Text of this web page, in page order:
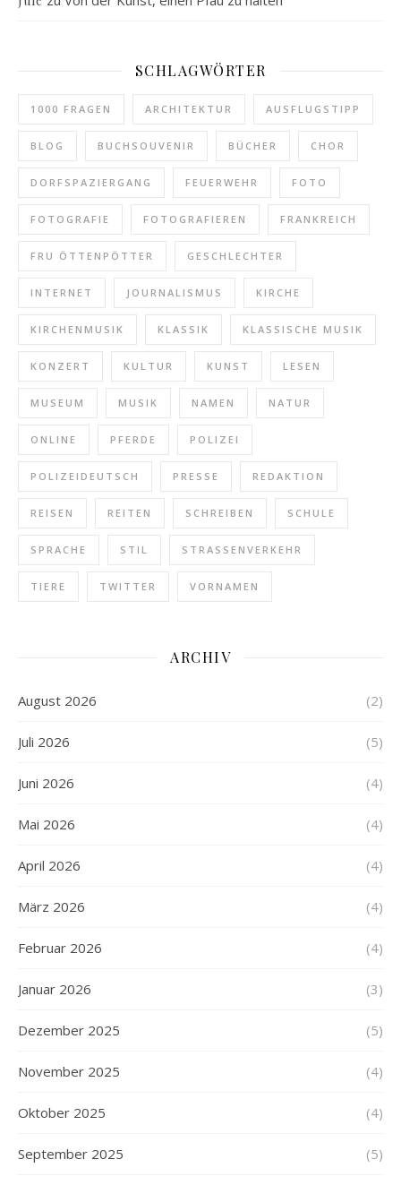
SCHLAGWÖRTER
1000 FRAGEN ARCHITEKTUR AUSFLUGSTIPP
BLOG BUCHSOUVENIR BÜCHER CHOR
DORFSPAZIERGANG FEUERWEHR FOTO
FOTOGRAFIE FOTOGRAFIEREN FRANKREICH
FRU ÖTTENPÖTTER GESCHLECHTER
INTERNET JOURNALISMUS KIRCHE
KIRCHENMUSIK KLASSIK KLASSISCHE MUSIK
KONZERT KULTUR KUNST LESEN
MUSEUM MUSIK NAMEN NATUR
ONLINE PFERDE POLIZEI
POLIZEIDEUTSCH PRESSE REDAKTION
REISEN REITEN SCHREIBEN SCHULE
SPRACHE STIL STRASSENVERKEHR
TIERE TWITTER VORNAMEN
ARCHIV
August 2026 (2)
Juli 2026 (5)
Juni 2026 (4)
Mai 2026 (4)
April 2026 (4)
März 2026 (4)
Februar 2026 (4)
Januar 2026 (3)
Dezember 2025 (5)
November 2025 (4)
Oktober 2025 (4)
September 2025 (5)